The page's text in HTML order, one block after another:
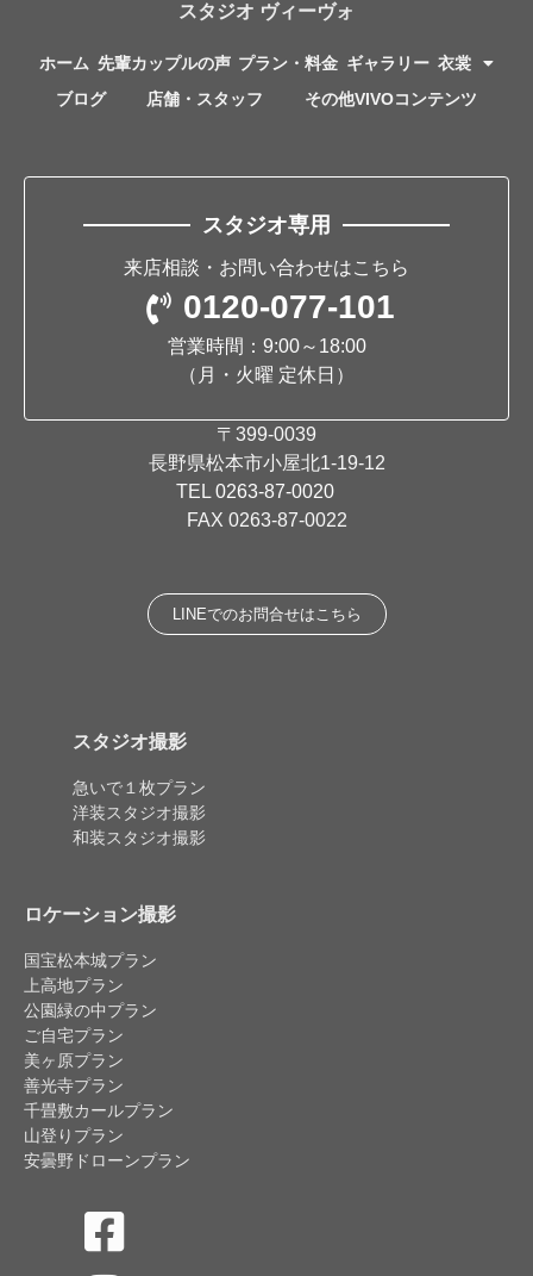
スタジオ ヴィーヴォ
ホーム 先輩カップルの声 プラン・料金 ギャラリー 衣裳
ブログ
店舗・スタッフ その他VIVOコンテンツ
スタジオ専用
来店相談・お問い合わせはこちら
0120-077-101
営業時間：9:00～18:00
（月・火曜 定休日）
〒399-0039
長野県松本市小屋北1-19-12
TEL 0263-87-0020
FAX 0263-87-0022
LINEでのお問合せはこちら
スタジオ撮影
急いで１枚プラン
洋装スタジオ撮影
和装スタジオ撮影
ロケーション撮影
国宝松本城プラン
上高地プラン
公園緑の中プラン
ご自宅プラン
美ヶ原プラン
善光寺プラン
千畳敷カールプラン
山登りプラン
安曇野ドローンプラン